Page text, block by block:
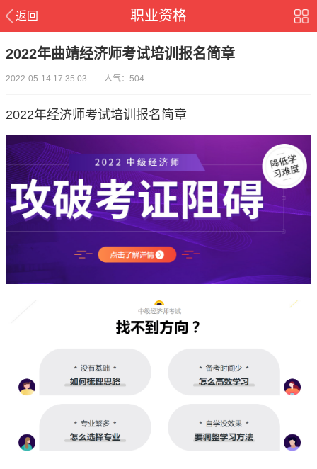
返回 职业资格
2022年曲靖经济师考试培训报名简章
2022-05-14 17:35:03 人气：504
2022年经济师考试培训报名简章